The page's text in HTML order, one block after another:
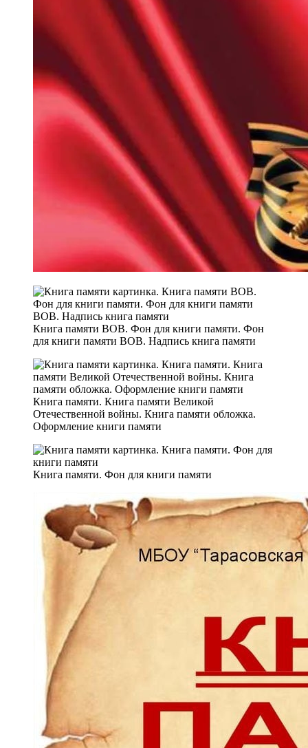
Книга памяти ВОВ. Фон для книги памяти. Фон
для книги памяти ВОВ. Надпись книга памяти
Книга памяти. Книга памяти Великой
Отечественной войны. Книга памяти обложка.
Оформление книги памяти
Книга памяти. Фон для книги памяти